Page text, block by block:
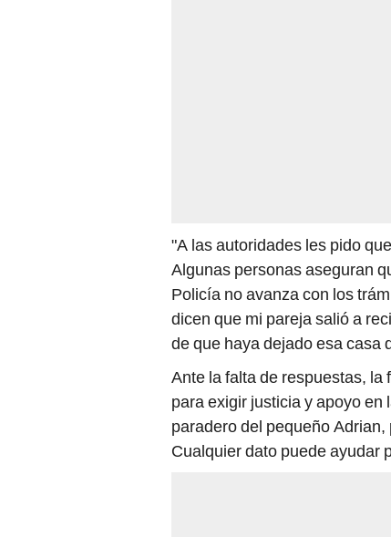
"A las autoridades les pido
Algunas personas aseguran
Policía no avanza con los
dicen que mi pareja salió a
de que haya dejado esa casa
Ante la falta de respuestas, la
para exigir justicia y apoyo
paradero del pequeño
Cualquier dato puede ayudar